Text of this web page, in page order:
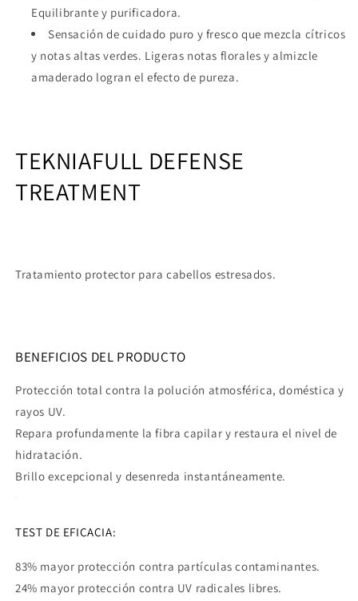
Equilibrante y purificadora.
Sensación de cuidado puro y fresco que mezcla cítricos
y notas altas verdes. Ligeras notas florales y almizcle
amaderado logran el efecto de pureza.
TEKNIAFULL DEFENSE
TREATMENT
Tratamiento protector para cabellos estresados.
BENEFICIOS DEL PRODUCTO
Protección total contra la polución atmosférica, doméstica y
rayos UV.
Repara profundamente la fibra capilar y restaura el nivel de
hidratación.
Brillo excepcional y desenreda instantáneamente.
TEST DE EFICACIA:
83% mayor protección contra partículas contaminantes.
24% mayor protección contra UV radicales libres.